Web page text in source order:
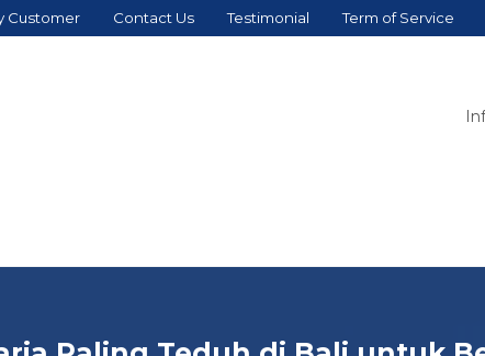
Customer Contact Us Testimonial Term of Service